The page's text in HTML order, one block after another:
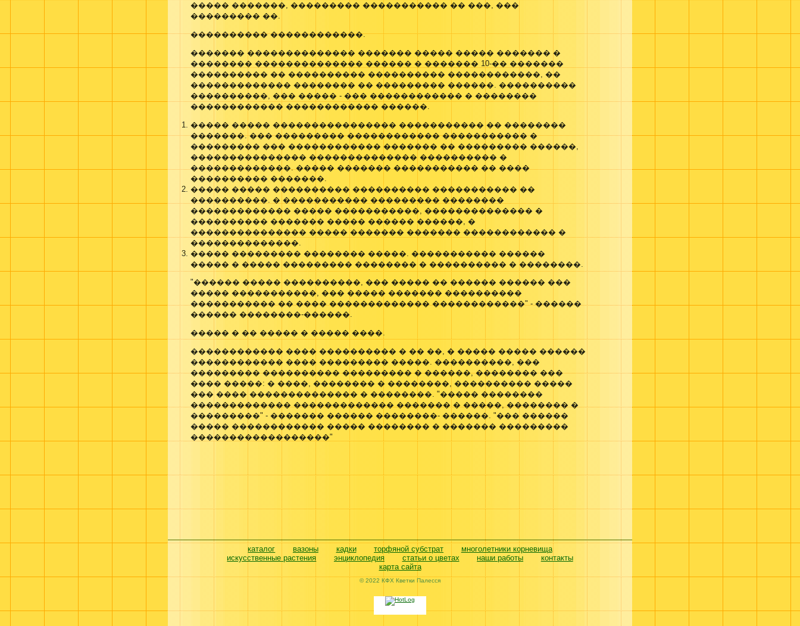
����� �������, ��������� ����������� �� ���, ���
��������� ��.
���������� ������������.
������� �������������� ������� ����� ����� ������� �
�������� �������������� ������ � ������� 10-�� �������
���������� �� ���������� ���������� ������������, ��
������������� �������� �� ��������� ������. ����������
����������, ��� ����� - ��� ������������ � ��������
������������ ������������ ������.
����� ����� ���������������� ����������� �� ��������
�������. ��� ��������� ������������ ����������� �
��������� ��� ������������ ������� �� ��������� ������,
��������������� �������������� ���������� �
�������������. ����� ������� ����������� �� ����
���������� �������.
����� ����� ���������� ���������� ����������� ��
����������. � ����������� ��������� ��������
������������� ����� �����������, �������������� �
���������� ������� ����� ������ ������, �
��������������� ����� ������� ������� ������������ �
��������������.
����� ��������� �������� �����. ����������� ������
����� � ����� ��������� �������� � ���������� � ��������.
"������ ����� ����������, ��� ����� �� ������ ������ ���
����� �����������, ��� ����� ������� ����������
����������� �� ���� ������������� ������������" - ������
������ ��������-������.
����� � �� ����� � ����� ����.
������������ ���� ���������� � �� ��, � ����� ����� ������
������������ ���� ��������� �����. ����������, ���
��������� ���������� ��������� � ������, �������� ���
���� �����: � ����, �������� � ��������, ���������� �����
��� ���� �������������� � ��������. "����� ��������
������������� ������������� ������� � �����, �������� �
���������" - ������� ������ ��������- ������. "��� ������
����� ������������ ����� �������� � ������� ���������
������������������"
каталог вазоны кадки торфяной субстрат
многолетники корневища
искусственные растения
энциклопедия статьи о цветах наши работы
контакты
карта сайта
© 2022 КФХ Кветки Палесся